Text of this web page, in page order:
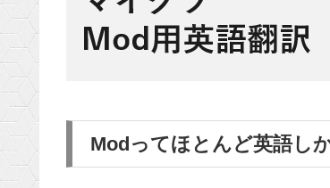
Modってほとんど英語し